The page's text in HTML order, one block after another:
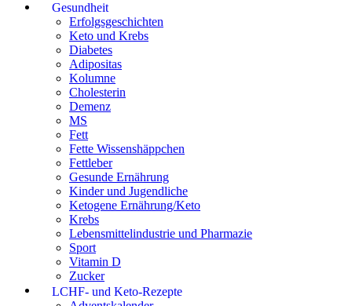
Gesundheit
Erfolgsgeschichten
Keto und Krebs
Diabetes
Adipositas
Kolumne
Cholesterin
Demenz
MS
Fett
Fette Wissenshäppchen
Fettleber
Gesunde Ernährung
Kinder und Jugendliche
Ketogene Ernährung/Keto
Krebs
Lebensmittelindustrie und Pharmazie
Sport
Vitamin D
Zucker
LCHF- und Keto-Rezepte